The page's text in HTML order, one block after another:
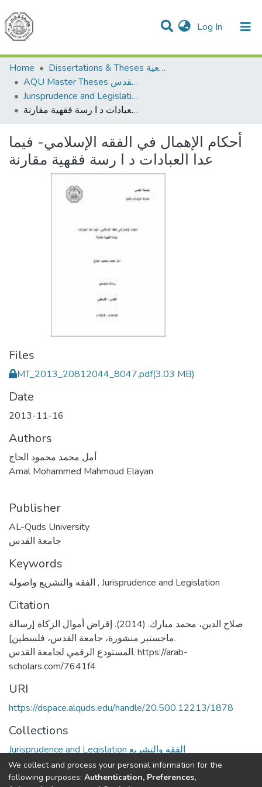
Log In (current)
Communities & Collections
All of DSpace
Home
Dissertations & Theses الرسائل الجامعية
AQU Master Theses الرسائل الجامعية الخاصة بجامعة القدس
Jurisprudence and Legislation الفقه والتشريع
أحكام الإهمال في الفقه الإسلامي- فيما عدا العبادات د ا رسة فقهية مقارنة
أحكام الإهمال في الفقه الإسلامي- فيما
عدا العبادات د ا رسة فقهية مقارنة
Files
MT_2013_20812044_8047.pdf(3.03 MB)
Date
2013-11-16
Authors
أمل محمد محمود الحاج
Amal Mohammed Mahmoud Elayan
Publisher
AL-Quds University
جامعة القدس
Keywords
, Jurisprudence and Legislation
Citation
صلاح الدين، محمد مبارك. (2014). إقراض أموال الزكاة [رسالة
ماجستير منشورة، جامعة القدس، فلسطين].
المستودع الرقمي لجامعة القدس. https://arab-
scholars.com/7641f4
URI
https://dspace.alquds.edu/handle/20.500.12213/1878
Collections
Jurisprudence and Legislation الفقه والتشريع
Full item page
We collect and process your personal information for the
following purposes: Authentication, Preferences,